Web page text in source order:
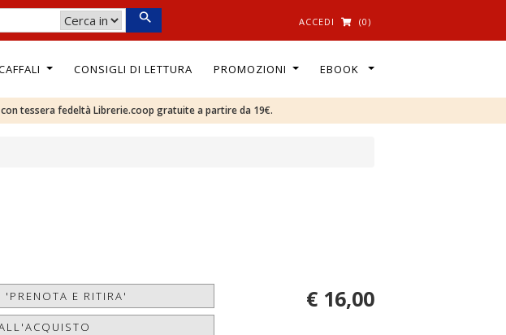
ACCEDI (0)
CONSIGLI DI LETTURA PROMOZIONI EBOOK
tessera fedeltà Librerie.coop gratuite a partire da 19€.
E RITIRA' € 16,00